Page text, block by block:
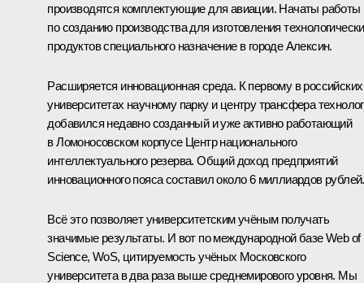
производятся комплектующие для авиации. Начаты работы
по созданию производства для изготовления
продуктов специального назначение в городе Алексин.
Расширяется инновационная среда. К первому в российских
университетах научному парку и центру трансфера
добавился недавно созданный и уже активно работающий
в Ломоносовском корпусе Центр национального
интеллектуального резерва. Общий доход предприятий
инновационного пояса составил около 6 миллиардов рублей.
Всё это позволяет университетским учёным получать
значимые результаты. И вот по международной базе Web of
Science, WoS, цитируемость учёных Московского
университета в два раза выше среднемирового уровня. Мы